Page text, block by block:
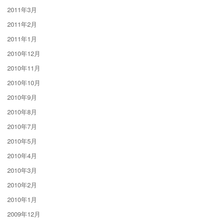
2011年3月
2011年2月
2011年1月
2010年12月
2010年11月
2010年10月
2010年9月
2010年8月
2010年7月
2010年5月
2010年4月
2010年3月
2010年2月
2010年1月
2009年12月